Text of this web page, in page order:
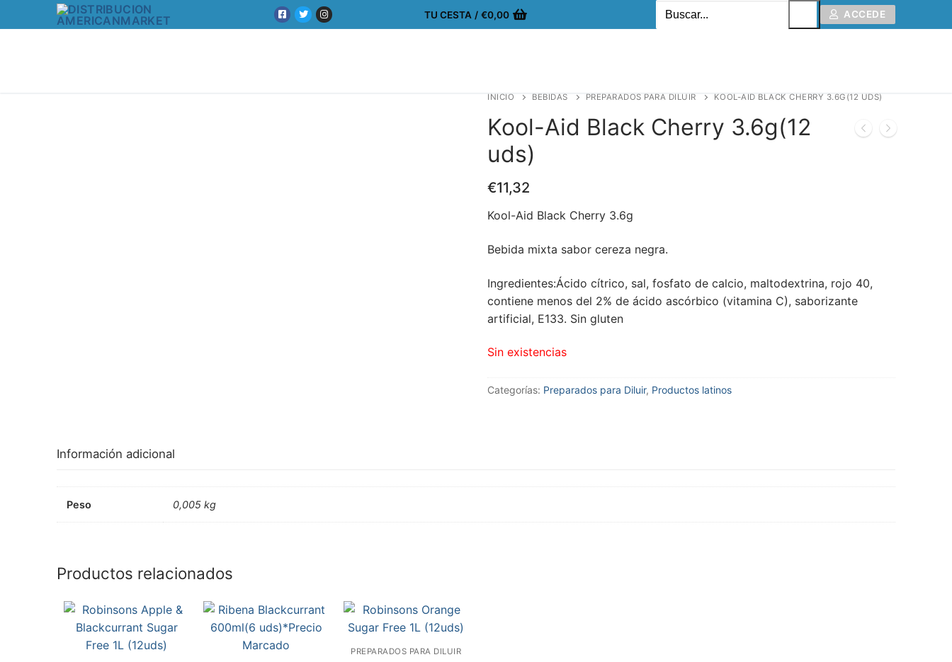
TU CESTA / €0,00 ACCEDE
INICIO BEBIDAS PREPARADOS PARA DILUIR KOOL-AID BLACK CHERRY 3.6G(12 UDS)
Kool-Aid Black Cherry 3.6g(12
uds)
€11,32
Kool-Aid Black Cherry 3.6g
Bebida mixta sabor cereza negra.
Ingredientes:Ácido cítrico, sal, fosfato de calcio, maltodextrina, rojo 40,
contiene menos del 2% de ácido ascórbico (vitamina C), saborizante
artificial, E133. Sin gluten
Sin existencias
Categorías: Preparados para Diluir, Productos latinos
Información adicional
Peso 0,005 kg
Productos relacionados
PREPARADOS PARA DILUIR